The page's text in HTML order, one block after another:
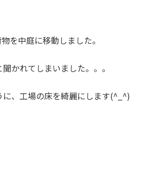
を中庭に移動しました。
かれてしまいました。。。
、工場の床を綺麗にします(^_^)